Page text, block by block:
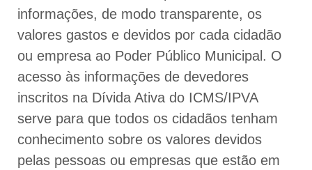
informações, de modo transparente, os
valores gastos e devidos por cada cidadão
ou empresa ao Poder Público Municipal. O
acesso às informações de devedores
inscritos na Dívida Ativa do ICMS/IPVA
serve para que todos os cidadãos tenham
conhecimento sobre os valores devidos
pelas pessoas ou empresas que estão em